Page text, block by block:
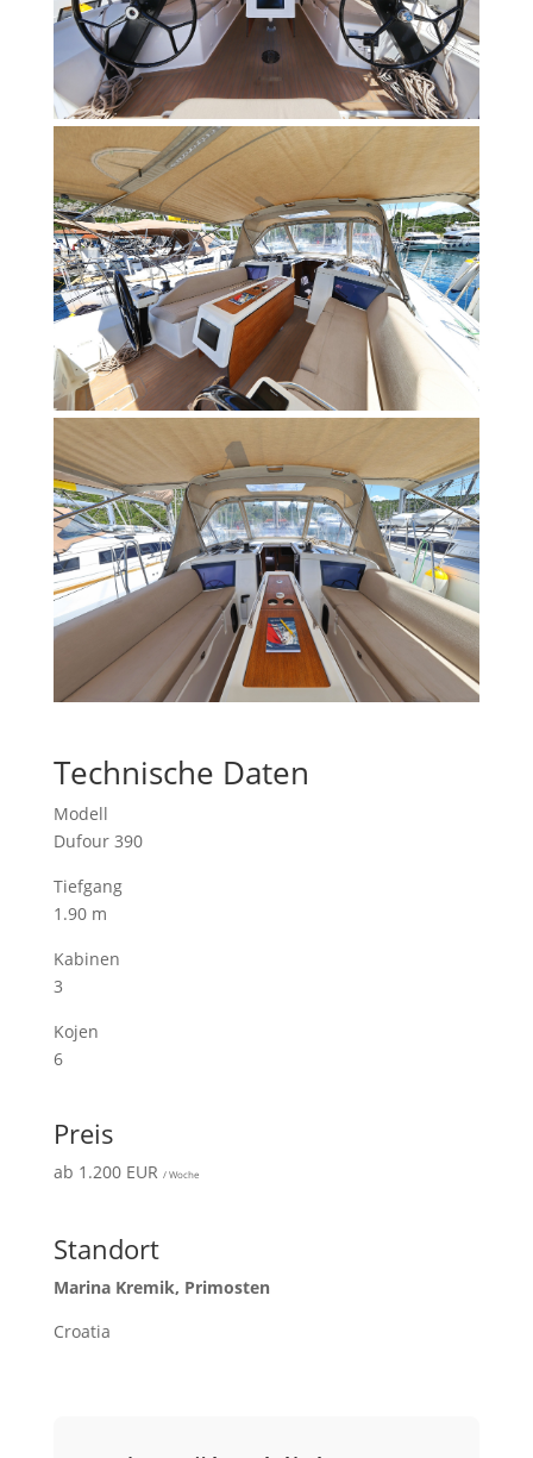
Technische Daten
Modell
Dufour 390
Tiefgang
1.90 m
Kabinen
3
Kojen
6
Preis
ab 1.200 EUR / Woche
Standort
Marina Kremik, Primosten
Croatia